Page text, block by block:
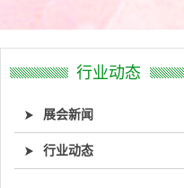
行业动态
展会新闻
行业动态